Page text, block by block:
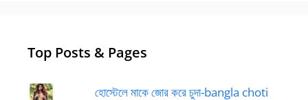
Top Posts & Pages
হোস্টেলে মাকে জোর করে চুদা-bangla choti